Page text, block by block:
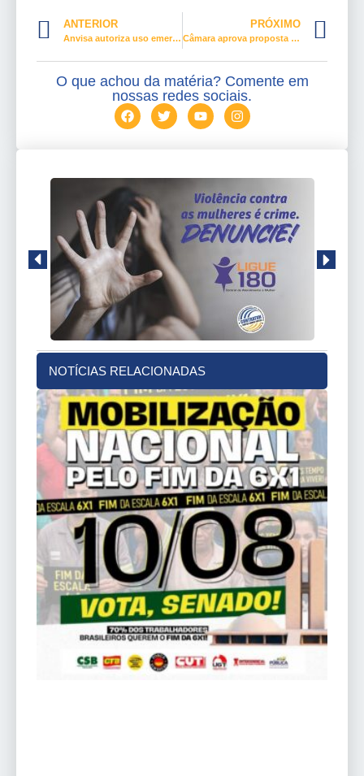
ANTERIOR
Anvisa autoriza uso emergencial de vacinas contra Covid-19 no Brasil
PRÓXIMO
Câmara aprova proposta de combate à violência política contra mulheres
O que achou da matéria? Comente em
nossas redes sociais.
NOTÍCIAS RELACIONADAS